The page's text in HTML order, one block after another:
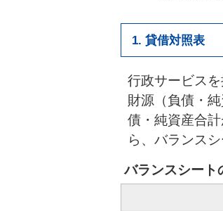
1. 貸借対照表
行政サービス
財源（負債・
債・純資産合
ら、バランス
バランスシート